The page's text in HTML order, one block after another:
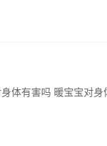
体有害吗 暖宝宝对身